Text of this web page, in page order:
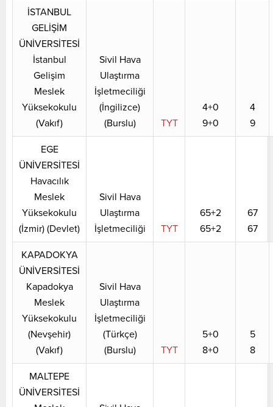
İSTANBUL
GELİŞİM
ÜNİVERSİTESİ
İstanbul
Gelişim
Meslek
Yüksekokulu
(Vakıf)
Sivil Hava
Ulaştırma
İşletmeciliği
(İngilizce)
(Burslu)
TYT
4+0
9+0
4
9
EGE
ÜNİVERSİTESİ
Havacılık
Meslek
Yüksekokulu
(İzmir) (Devlet)
Sivil Hava
Ulaştırma
İşletmeciliği
TYT
65+2
65+2
67
67
KAPADOKYA
ÜNİVERSİTESİ
Kapadokya
Meslek
Yüksekokulu
(Nevşehir)
(Vakıf)
Sivil Hava
Ulaştırma
İşletmeciliği
(Türkçe)
(Burslu)
TYT
5+0
8+0
5
8
MALTEPE
ÜNİVERSİTESİ